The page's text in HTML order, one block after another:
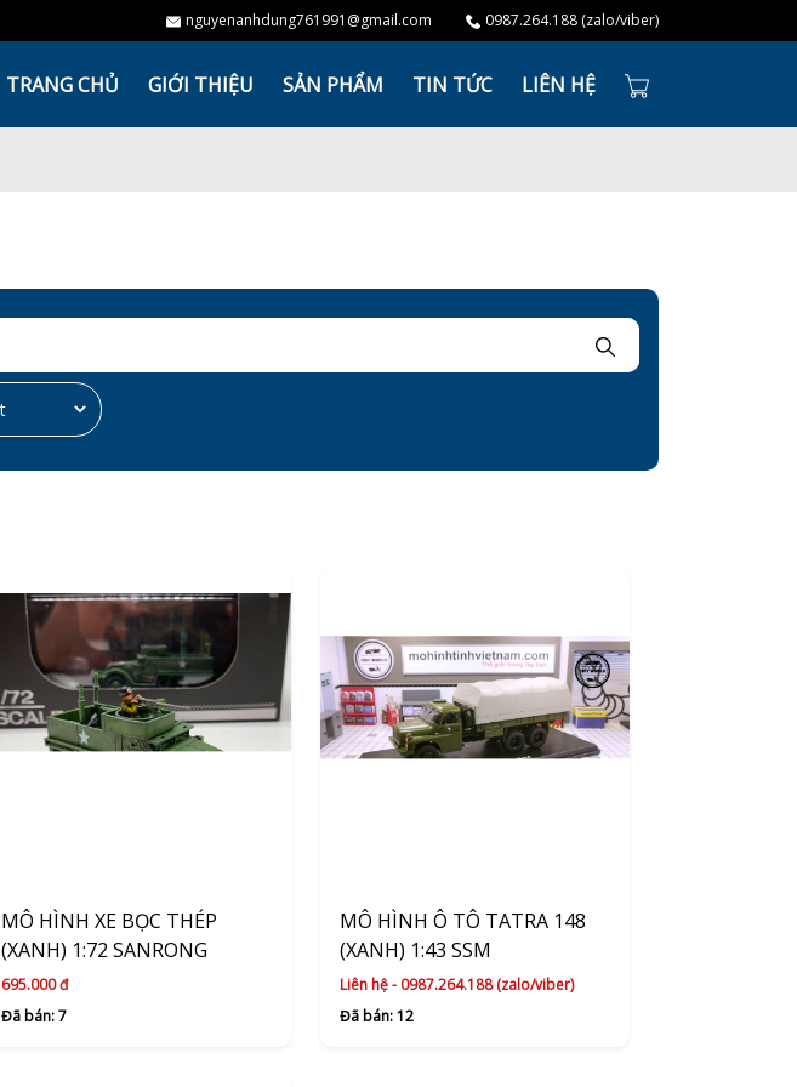
nguyenanhdung761991@gmail.com 0987.264.188 (zalo/viber)
TRANG CHỦ GIỚI THIỆU SẢN PHẨM TIN TỨC LIÊN HỆ
MÔ HÌNH XE BỌC THÉP
(XANH) 1:72 SANRONG
695.000 đ
Đã bán: 7
MÔ HÌNH Ô TÔ TATRA 148
(XANH) 1:43 SSM
Liên hệ - 0987.264.188 (zalo/viber)
Đã bán: 12